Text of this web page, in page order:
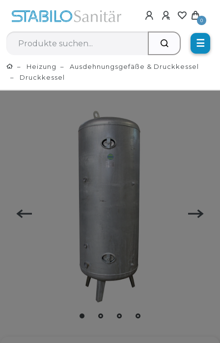
0
☰
Heizung
Ausdehnungsgefäße & Druckkessel
Druckkessel